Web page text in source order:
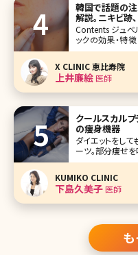
韓国で話題の
解説。ニキビ跡
Contents ジュべルックでキーとなるポリ乳酸とは ジュべル
ックの効果・特徴
となにが違う?
ジュべルックの
は“美容大国”と
X CLINIC 恵比寿院
上井廉絵医師
クールスカルプ
の痩身機器
ダイエットをし
ーツ。部分痩せ
れていますが、
か。“切らない脂
中でも「寝ている
KUMIKO CLINIC
下島久美子医師